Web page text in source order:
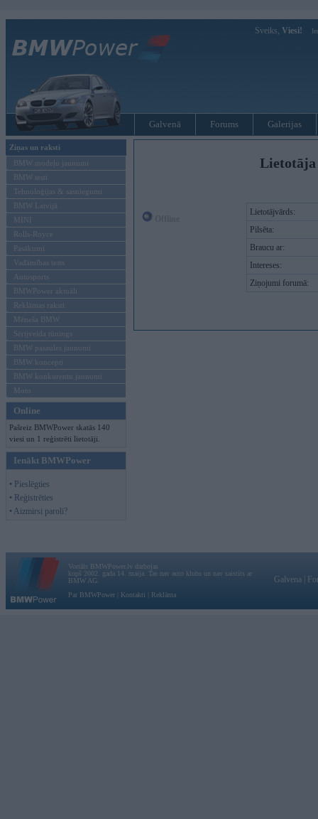
Sveiks, Viesi!
Galvenā Forums Galerijas
Ziņas un raksti
BMW modeļu jaunumi
BMW testi
Tehnoloģijas & sasniegumi
BMW Latvijā
MINI
Rolls-Royce
Pasākumi
Vadāmības tests
Autosports
BMWPower aktuāli
Reklāmas raksti
Mēneša BMW
Sērijveida tūnings
BMW pasaules jaunumi
BMW koncepti
BMW konkurentu jaunumi
Moto
Online
Pašreiz BMWPower skatās 140
viesi un 1 reģistrēti lietotāji.
Ienākt BMWPower
• Pieslēgties
• Reģistrēties
• Aizmirsi paroli?
Lietotājvārds:
Pilsēta:
Braucu ar:
Intereses:
Ziņojumi forumā:
Vortāls BMWPower.lv darbojas
kopš 2002. gada 14. maija. Tas nav auto klubs un nav saistīts ar
BMW AG.
Par BMWPower
Kontakti Reklāma
Galvena